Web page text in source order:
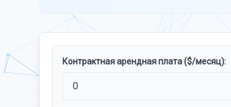
Контрактная арендная плата ($/месяц):